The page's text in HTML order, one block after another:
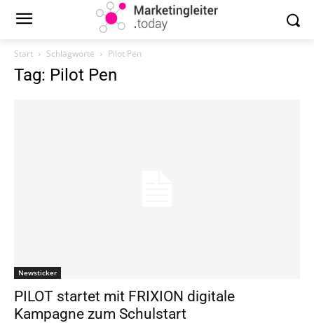
Start Schlagworte Pilot Pen
Tag: Pilot Pen
Newsticker
PILOT startet mit FRIXION digitale
Kampagne zum Schulstart